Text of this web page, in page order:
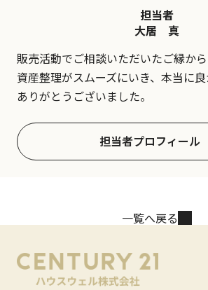
担当者
大居 真
販売活動でご相談いただいたご縁か
資産整理がスムーズにいき、本当に良
ありがとうございました。
担当者プロフィール
一覧へ戻る